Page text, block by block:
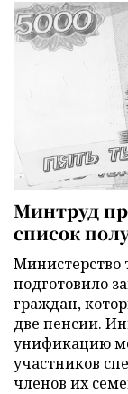
Минтруд
список
Министерство
подготовило
граждан,
две пенсии.
унификацию
участников
членов их